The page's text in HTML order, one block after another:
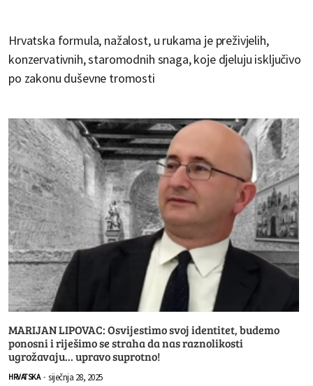
Hrvatska formula, nažalost, u rukama je preživjelih,
konzervativnih, staromodnih snaga, koje djeluju isključivo
po zakonu duševne tromosti
MARIJAN LIPOVAC: Osvijestimo svoj identitet, budemo
ponosni i riješimo se straha da nas raznolikosti
ugrožavaju... upravo suprotno!
HRVATSKA - siječnja 28, 2025